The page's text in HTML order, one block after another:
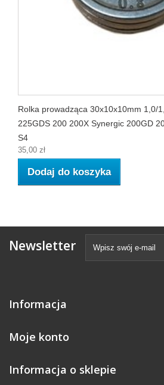
Rolka prowadząca 30x10x10mm 1,0/
225GDS 200 200X Synergic 200GD
S4
35,00 zł
Dodaj do koszyka
Newsletter
Informacja
Moje konto
Informacja o sklepie